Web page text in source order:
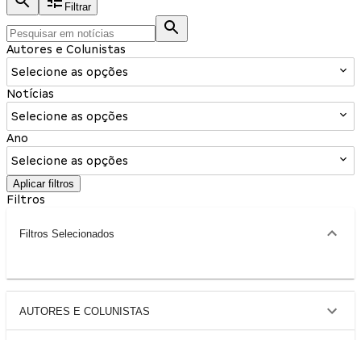
Filtrar
Autores e Colunistas
Selecione as opções
Notícias
Selecione as opções
Ano
Selecione as opções
Aplicar filtros
Filtros
Filtros Selecionados
AUTORES E COLUNISTAS